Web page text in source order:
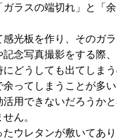
ラスの端切れ」と「
光板を作り、そのガ
念写真撮影をする際
どうしても出てしま
ってしまうことが多い
用できないだろうか
ん。
ウレタンが敷いてあ